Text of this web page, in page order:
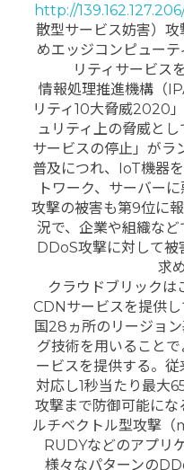
http://
散型サービス妨害）
めエッジコンピュー
リティサービス
情報処理推進機構（
リティ10大脅威2020
ュリティ上の脅威と
サービスの停止」がラ
普及につれ、IoT機器
トワーク、サーバー
攻撃の被害も第9位に
況で、企業や組織な
DDoS攻撃に対して被
求
クラウドブリック
CDNサービスを提供
国28ヵ所のリージョ
グ技術を用いること
ービスを提供する。
対応し1秒当たり最大
攻撃まで防御可能に
ルチベクトル型攻撃
RUDYなどのアプリ
様々なパターンの